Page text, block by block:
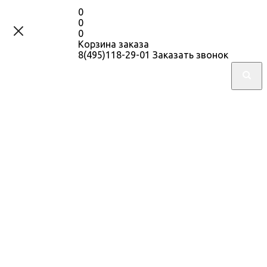
0
0
0
Корзина заказа
8(495)118-29-01 Заказать звонок